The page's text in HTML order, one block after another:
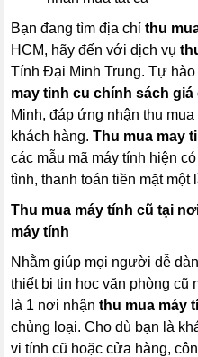
Bạn đang tìm địa chỉthu
HCM, hãy đến với dịch vụ
Tính Đại Minh Trung. Tự
may tinh cu chính sách giá
Minh, đáp ứng nhận thu
khách hàng.Thu mua may
các mẫu mã máy tính hiện
tình, thanh toán tiền mặt một
Thu mua máy tính cũ tại
máy tính
Nhằm giúp mọi người dễ
thiết bị tin học văn phòng cũ
là 1 nơi nhậnthu mua máy
chủng loại. Cho dù bạn là
vi tính cũ hoặc cửa hàng,